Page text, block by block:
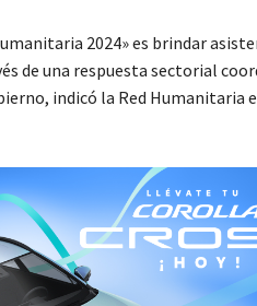
2024» es brindar
de una respuesta sectorial
indicó la Red Humanitaria